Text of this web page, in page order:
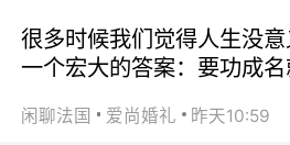
很多时候我们觉得人生没
一个宏大的答案：要功成名
闲聊法国 爱尚婚礼 昨天10:59